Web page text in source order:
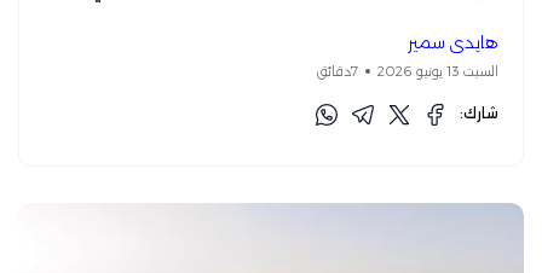
هايدي سمير
السبت 13 يونيو 2026 7دقائق
شارك: